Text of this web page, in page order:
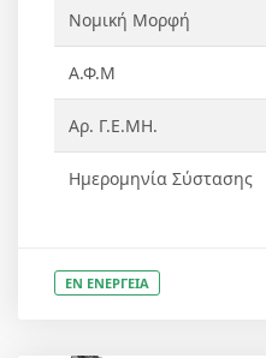
Νομική Μορφή
Α.Φ.Μ
Αρ. Γ.Ε.ΜΗ.
Ημερομηνία Σύστασης
ΕΝ ΕΝΕΡΓΕΙΑ